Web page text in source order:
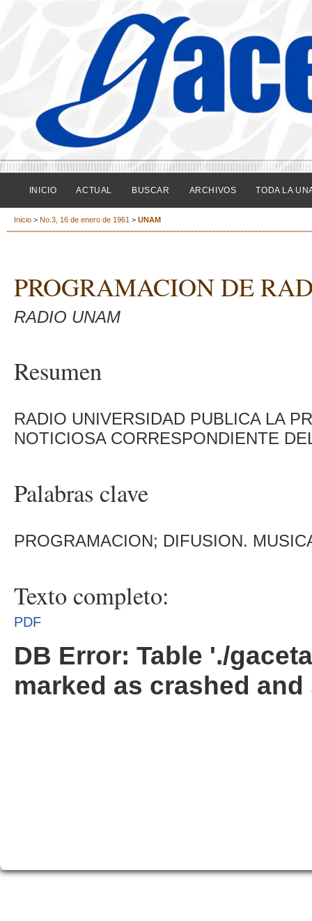
INICIO ACTUAL BUSCAR ARCHIVOS TODA LA
Inicio > No.3, 16 de enero de 1961 > UNAM
PROGRAMACION DE
RADIO UNAM
Resumen
RADIO UNIVERSIDAD PUBLICA LA
NOTICIOSA CORRESPONDIENTE
Palabras clave
PROGRAMACION; DIFUSION.
Texto completo:
PDF
DB Error: Table './
marked as crashed